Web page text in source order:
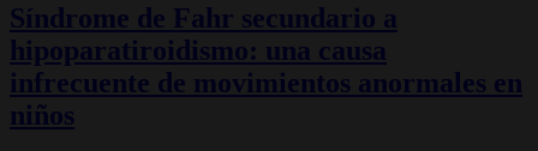
Síndrome de Fahr secundario a
hipoparatiroidismo: una causa
infrecuente de movimientos anormales en
niños